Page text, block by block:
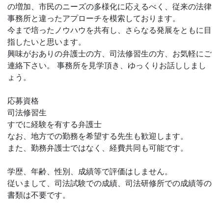
の増加、市民のニーズの多様化に応えるべく、従来の法律
事務所と違ったアプローチを模索しております。
今まで培ったノウハウを共有し、さらなる発展をともに目
指したいと思います。
興味がおありの弁護士の方、司法修習生の方、お気軽にご
連絡下さい。 事務所を見学頂き、ゆっくりお話ししまし
ょう。
応募資格
司法修習生
すでに経験を有する弁護士
なお、地方での勤務を希望する先生も歓迎します。
また、勤務弁護士ではなく、経費共同も可能です。
学歴、年齢、性別、成績等で評価はしません。
従いまして、司法試験での成績、司法研修所での成績等の
書類は不要です。